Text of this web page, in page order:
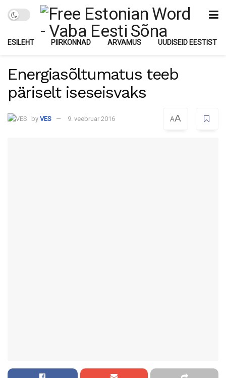
ESILEHT PIIRKONNAD ARVAMUS UUDISEID EESTIST
Energiasõltumatus teeb
päriselt iseseisvaks
by VES 9. veebruar 2016 AA